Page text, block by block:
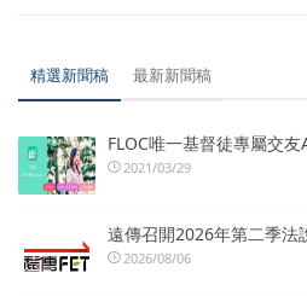
精選新聞稿 最新新聞稿
FLOC唯一基督徒專屬交
2021/03/29
遠傳召開2026年第二季法
2026/08/06